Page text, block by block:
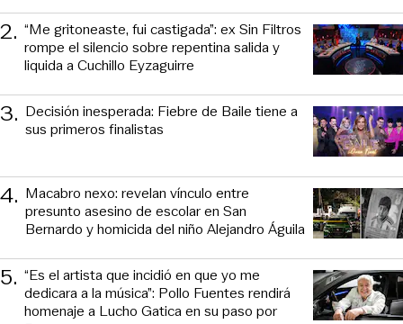
2. “Me gritoneaste, fui castigada”: ex Sin Filtros
rompe el silencio sobre repentina salida y
liquida a Cuchillo Eyzaguirre
3. Decisión inesperada: Fiebre de Baile tiene a
sus primeros finalistas
4. Macabro nexo: revelan vínculo entre
presunto asesino de escolar en San
Bernardo y homicida del niño Alejandro Águila
5. “Es el artista que incidió en que yo me
dedicara a la música”: Pollo Fuentes rendirá
homenaje a Lucho Gatica en su paso por